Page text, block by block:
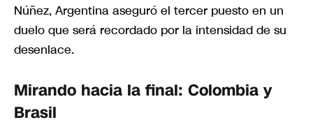
Núñez, Argentina aseguró el tercer puesto en un
duelo que será recordado por la intensidad de su
desenlace.
Mirando hacia la final: Colombia y
Brasil